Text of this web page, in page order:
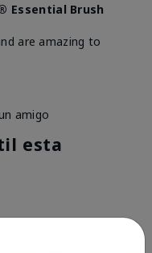
Essential Brush
are amazing to
amigo
esta